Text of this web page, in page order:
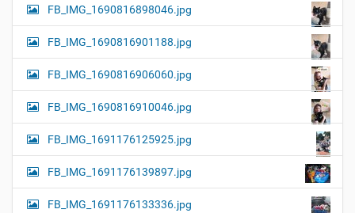
FB_IMG_1690816898046.jpg
FB_IMG_1690816901188.jpg
FB_IMG_1690816906060.jpg
FB_IMG_1690816910046.jpg
FB_IMG_1691176125925.jpg
FB_IMG_1691176139897.jpg
FB_IMG_1691176133336.jpg